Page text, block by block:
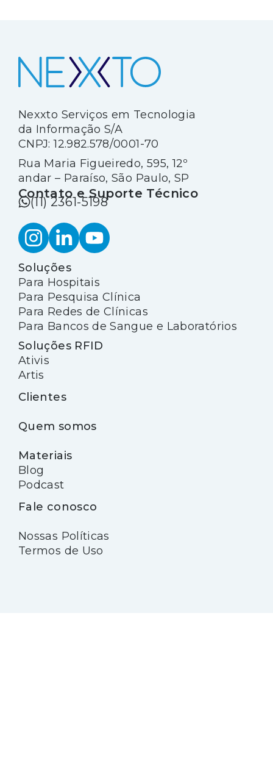
Nexxto Serviços em Tecnologia
da Informação S/A
CNPJ: 12.982.578/0001-70
Rua Maria Figueiredo, 595, 12º
andar – Paraíso, São Paulo, SP
Contato e Suporte Técnico
(11) 2361-5198
Soluções
Para Hospitais
Para Pesquisa Clínica
Para Redes de Clínicas
Para Bancos de Sangue e Laboratórios
Soluções RFID
Ativis
Artis
Clientes
Quem somos
Materiais
Blog
Podcast
Fale conosco
Nossas Políticas
Termos de Uso